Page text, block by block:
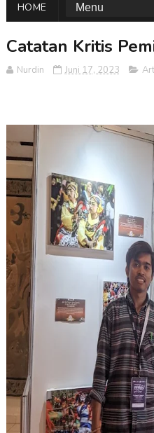
HOME
Catatan Kritis
Nurdin Juni 17, 2023